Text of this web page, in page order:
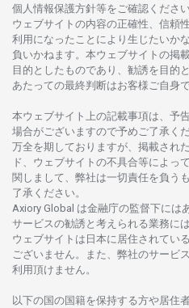
個人情報保護方針等を ご確認ください
ウェブサイトの内容の正確性、信頼
利用になったことにより 生じたいかな
負いかね ます。 本ウェブサイトの掲
目的としたものであり、 勧誘を 目的
あたっての最終判断はお客様ご自身
本ウェブサイト 上の記載事項は、 予
場合がございますので予めご了承く
万全を期しておりますが、 掲載さ れた
ド、 ウェブサイトの不具合等に よって
関し まして、 弊社は一切責任を負う
了承ください。
Axiory Global は金融庁の監督下には
サービスの勧誘と 考えられる業務には
ウェブサイトは 日本に 居住さ れている
ございません。
また、 弊社のサービ
利用頂けません 。
以下の国の国籍を保持する方や居住